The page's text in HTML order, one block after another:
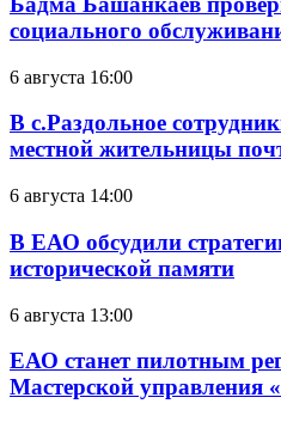
социального
6 августа 16:00
В с.Раздольное
местной жительницы
6 августа 14:00
В ЕАО обсудили
исторической памяти
6 августа 13:00
ЕАО станет пилотным
Мастерской управления